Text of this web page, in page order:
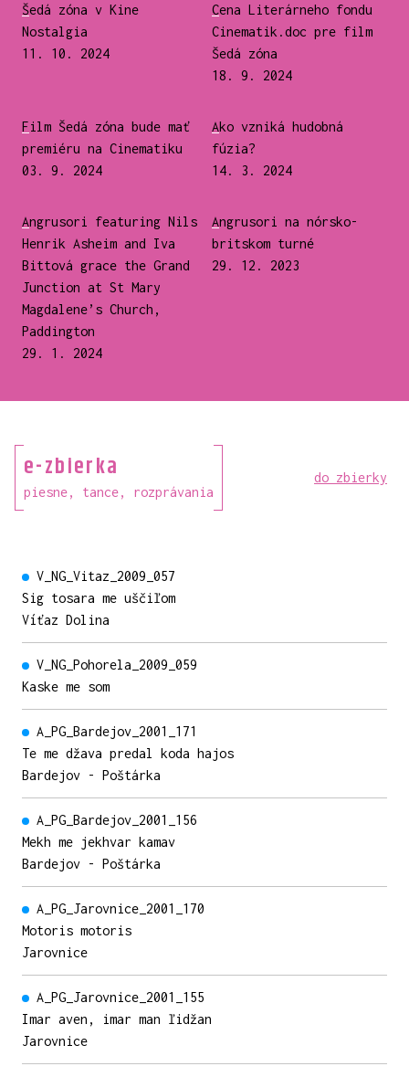
Šedá zóna v Kine
Nostalgia
11. 10. 2024
Cena Literárneho fondu
Cinematik.doc pre film
Šedá zóna
18. 9. 2024
Film Šedá zóna bude mať
premiéru na Cinematiku
03. 9. 2024
Ako vzniká hudobná
fúzia?
14. 3. 2024
Angrusori featuring Nils
Henrik Asheim and Iva
Bittová grace the Grand
Junction at St Mary
Magdalene’s Church,
Paddington
29. 1. 2024
Angrusori na nórsko-
britskom turné
29. 12. 2023
e-zbierka
piesne, tance, rozprávania
do zbierky
V_NG_Vitaz_2009_057
Sig tosara me uščiľom
Víťaz Dolina
V_NG_Pohorela_2009_059
Kaske me som
A_PG_Bardejov_2001_171
Te me džava predal koda hajos
Bardejov - Poštárka
A_PG_Bardejov_2001_156
Mekh me jekhvar kamav
Bardejov - Poštárka
A_PG_Jarovnice_2001_170
Motoris motoris
Jarovnice
A_PG_Jarovnice_2001_155
Imar aven, imar man ľidžan
Jarovnice